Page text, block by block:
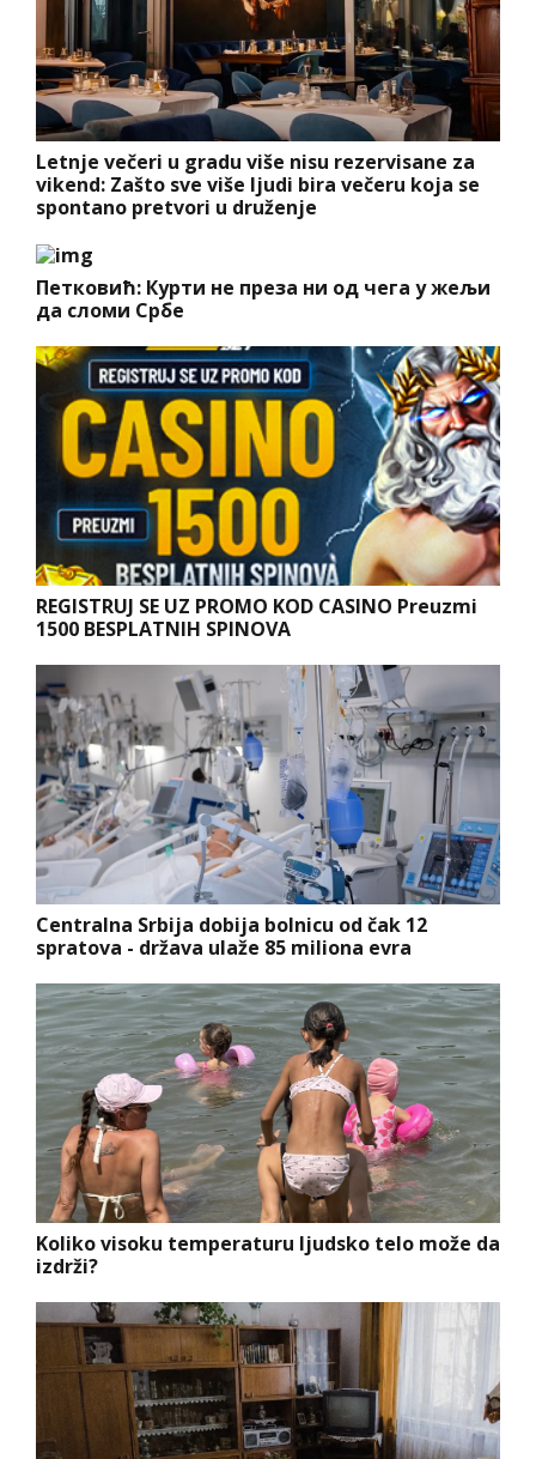
Letnje večeri u gradu više nisu rezervisane za
vikend: Zašto sve više ljudi bira večeru koja se
spontano pretvori u druženje
Петковић: Курти не преза ни од чега у жељи
да сломи Србе
REGISTRUJ SE UZ PROMO KOD CASINO Preuzmi
1500 BESPLATNIH SPINOVA
Centralna Srbija dobija bolnicu od čak 12
spratova - država ulaže 85 miliona evra
Koliko visoku temperaturu ljudsko telo može da
izdrži?